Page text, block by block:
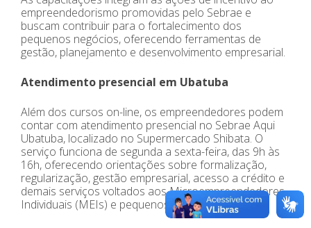
empreendedorismo promovidas pelo Sebrae e
buscam contribuir para o fortalecimento dos
pequenos negócios, oferecendo ferramentas de
gestão, planejamento e desenvolvimento empresarial.
Atendimento presencial em Ubatuba
Além dos cursos on-line, os empreendedores podem
contar com atendimento presencial no Sebrae Aqui
Ubatuba, localizado no Supermercado Shibata. O
serviço funciona de segunda a sexta-feira, das 9h às
16h, oferecendo orientações sobre formalização,
regularização, gestão empresarial, acesso a crédito e
demais serviços voltados aos Microempreendedores
Individuais (MEIs) e pequenos negócios.